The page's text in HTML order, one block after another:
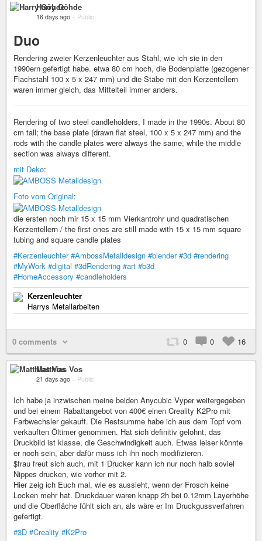
Harry Göhde
16 days ago – Public
Duo
Rendering zweier Kerzenleuchter aus Stahl, wie ich sie in den
1990ern gefertigt habe. etwa 80 cm hoch, die Bodenplatte (gezogener
Flachstahl 100 x 5 x 247 mm) und die Stäbe mit den Kerzentellern
waren immer gleich, das Mittelteil immer anders.
Rendering of two steel candleholders, I made in the 1990s. About 80
cm tall; the base plate (drawn flat steel, 100 x 5 x 247 mm) and the
rods with the candle plates were always the same, while the middle
section was always different.
mit Deko:
Foto vom Original:
die ersten noch mir 15 x 15 mm Vierkantrohr und quadratischen
Kerzentellern / the first ones are still made with 15 x 15 mm square
tubing and square candle plates
#Kerzenleuchter #AmbossMetalldesign #blender #3d #rendering
#MyWork #digital #3dRendering #art #b3d
#HomeAccessory #candleholders
Kerzenleuchter
Harrys Metallarbeiten
0 comments 0 0 16
Matthias Vos
21 days ago – Public
Ich habe ja inzwischen meine beiden Anycubic Vyper weitergegeben
und bei einem Rabattangebot von 400€ einen Creality K2Pro mit
Farbwechsler gekauft. Die Restsumme habe ich aus dem Topf vom
verkauften Öltimer genommen. Hat sich definitiv gelohnt, das
Druckbild ist klasse, die Geschwindigkeit auch. Etwas leiser könnte
er noch sein, aber dafür muss ich ihn noch modifizieren.
$frau freut sich auch, mit 1 Drucker kann ich nur noch halb soviel
Nippes drucken, wie vorher mit 2.
Hier zeig ich Euch mal, wie es aussieht, wenn der Frosch keine
Locken mehr hat. Druckdauer waren knapp 2h bei 0.12mm Layerhöhe
und die Oberfläche fühlt sich an, als wäre er Im Druckgussverfahren
gefertigt.
#3D #Creality #K2Pro